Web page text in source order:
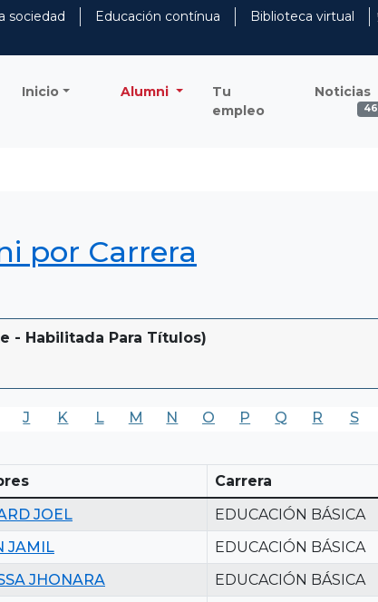
sociedad Educación contínua
Biblioteca virtual
Inicio Alumni
Tu
empleo
Noticias
46
por Carrera
- Habilitada Para Títulos)
J K L M N O P Q R S
Carrera
JOEL EDUCACIÓN BÁSICA
JAMIL EDUCACIÓN BÁSICA
JHONARA EDUCACIÓN BÁSICA